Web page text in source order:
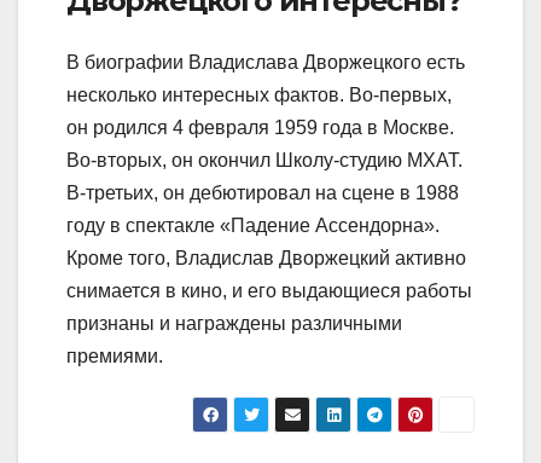
В биографии Владислава Дворжецкого есть
несколько интересных фактов. Во-первых,
он родился 4 февраля 1959 года в Москве.
Во-вторых, он окончил Школу-студию МХАТ.
В-третьих, он дебютировал на сцене в 1988
году в спектакле «Падение Ассендорна».
Кроме того, Владислав Дворжецкий активно
снимается в кино, и его выдающиеся работы
признаны и награждены различными
премиями.